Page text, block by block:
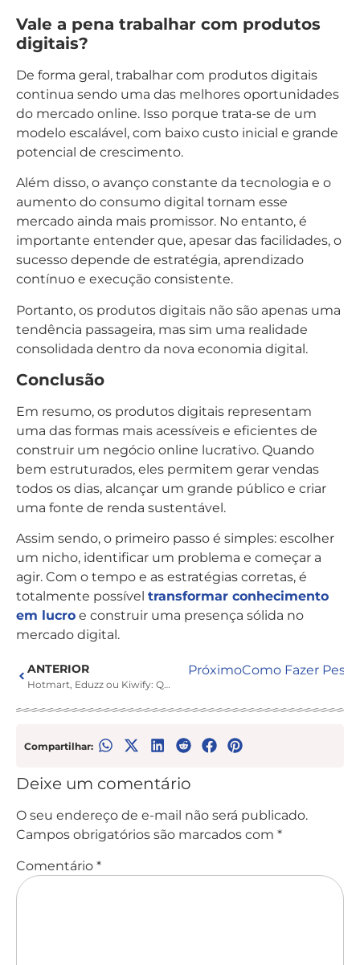
Vale a pena trabalhar com produtos
digitais?
De forma geral, trabalhar com produtos digitais
continua sendo uma das melhores oportunidades
do mercado online. Isso porque trata-se de um
modelo escalável, com baixo custo inicial e grande
potencial de crescimento.
Além disso, o avanço constante da tecnologia e o
aumento do consumo digital tornam esse
mercado ainda mais promissor. No entanto, é
importante entender que, apesar das facilidades, o
sucesso depende de estratégia, aprendizado
contínuo e execução consistente.
Portanto, os produtos digitais não são apenas uma
tendência passageira, mas sim uma realidade
consolidada dentro da nova economia digital.
Conclusão
Em resumo, os produtos digitais representam
uma das formas mais acessíveis e eficientes de
construir um negócio online lucrativo. Quando
bem estruturados, eles permitem gerar vendas
todos os dias, alcançar um grande público e criar
uma fonte de renda sustentável.
Assim sendo, o primeiro passo é simples: escolher
um nicho, identificar um problema e começar a
agir. Com o tempo e as estratégias corretas, é
totalmente possível transformar conhecimento
em lucro e construir uma presença sólida no
mercado digital.
ANTERIOR
Hotmart, Eduzz ou Kiwify: Qual Plataforma Pode Ajudar Você a Crescer Como Afiliado?
PróximoComo Fazer
Compartilhar:
Deixe um comentário
O seu endereço de e-mail não será publicado.
Campos obrigatórios são marcados com *
Comentário *